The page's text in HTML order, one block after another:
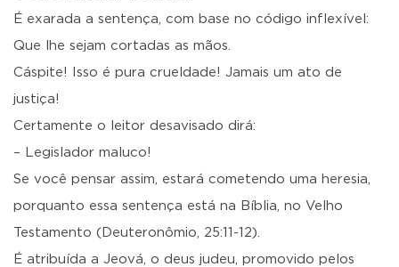
É exarada a sentença, com base no código inflexível:
Que lhe sejam cortadas as mãos.
Cáspite! Isso é pura crueldade! Jamais um ato de
justiça!
Certamente o leitor desavisado dirá:
– Legislador maluco!
Se você pensar assim, estará cometendo uma heresia,
porquanto essa sentença está na Bíblia, no Velho
Testamento (Deuteronômio, 25:11-12).
É atribuída a Jeová, o deus judeu, promovido pelos